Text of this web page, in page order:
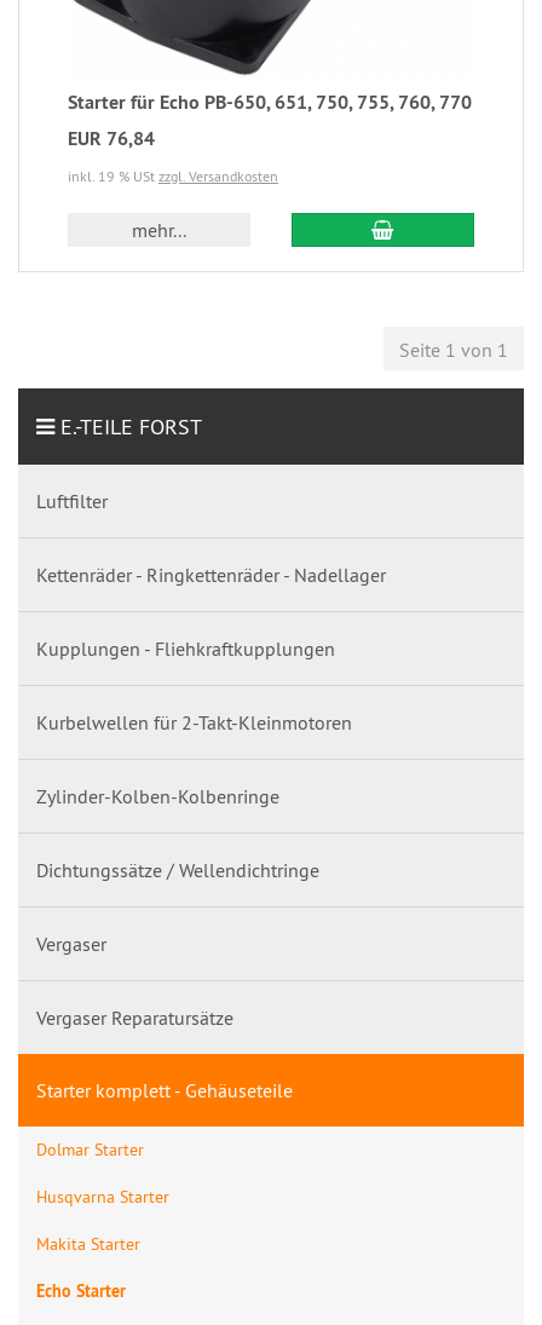
Starter für Echo PB-650, 651, 750, 755, 760, 770
EUR 76,84
inkl. 19 % USt zzgl. Versandkosten
mehr...
Seite 1 von 1
E.-TEILE FORST
Luftfilter
Kettenräder - Ringkettenräder - Nadellager
Kupplungen - Fliehkraftkupplungen
Kurbelwellen für 2-Takt-Kleinmotoren
Zylinder-Kolben-Kolbenringe
Dichtungssätze / Wellendichtringe
Vergaser
Vergaser Reparatursätze
Starter komplett - Gehäuseteile
Dolmar Starter
Husqvarna Starter
Makita Starter
Echo Starter